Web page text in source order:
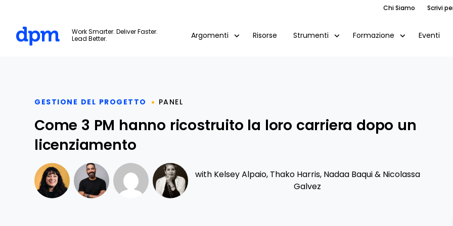
Chi Siamo Scrivi
Work Smarter. Deliver Faster.
Lead Better.
Argomenti Risorse Strumenti Formazione Eventi
GESTIONE DEL PROGETTO PANEL
Come 3 PM hanno ricostruito la loro carriera dopo un
licenziamento
with Kelsey Alpaio, Thako Harris, Nadaa Baqui& Nicolassa
Galvez